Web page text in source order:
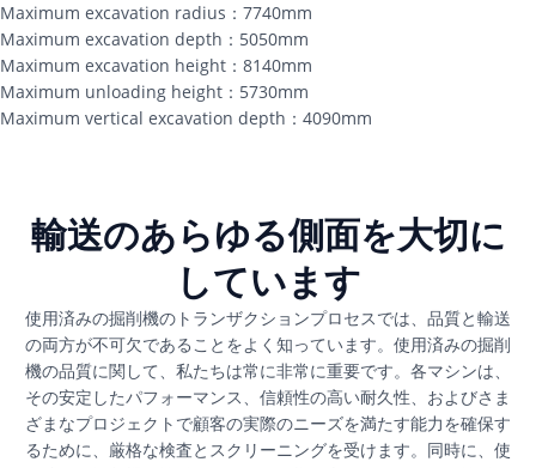
Maximum excavation radius：7740mm
Maximum excavation depth：5050mm
Maximum excavation height：8140mm
Maximum unloading height：5730mm
Maximum vertical excavation depth：4090mm
輸送のあらゆる側面を大切に
しています
使用済みの掘削機のトランザクションプロセスでは、品質と輸送
の両方が不可欠であることをよく知っています。使用済みの掘削
機の品質に関して、私たちは常に非常に重要です。各マシンは、
その安定したパフォーマンス、信頼性の高い耐久性、およびさま
ざまなプロジェクトで顧客の実際のニーズを満たす能力を確保す
るために、厳格な検査とスクリーニングを受けます。同時に、使